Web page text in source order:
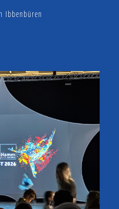
Ibbenbüren